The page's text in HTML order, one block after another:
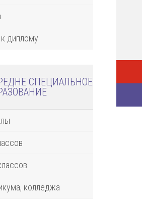
диплому
СПЕЦИАЛЬНОЕ
колледжа